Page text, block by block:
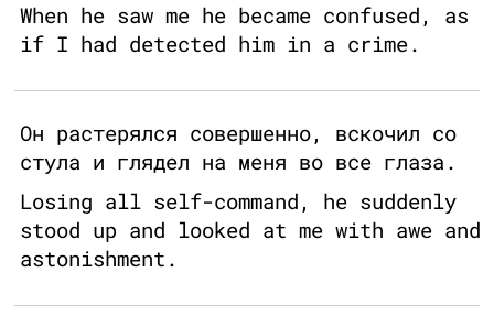
When he saw me he became confused, as
if I had detected him in a crime.
Он растерялся совершенно, вскочил со
стула и глядел на меня во все глаза.
Losing all self-command, he suddenly
stood up and looked at me with awe and
astonishment.